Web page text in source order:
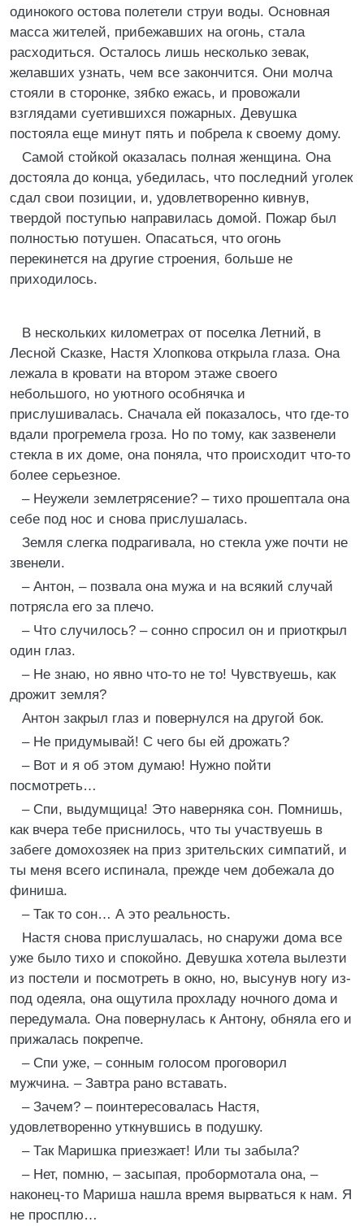
одинокого остова полетели струи воды. Основная
масса жителей, прибежавших на огонь, стала
расходиться. Осталось лишь несколько зевак,
желавших узнать, чем все закончится. Они молча
стояли в сторонке, зябко ежась, и провожали
взглядами суетившихся пожарных. Девушка
постояла еще минут пять и побрела к своему дому.
Самой стойкой оказалась полная женщина. Она
достояла до конца, убедилась, что последний уголек
сдал свои позиции, и, удовлетворенно кивнув,
твердой поступью направилась домой. Пожар был
полностью потушен. Опасаться, что огонь
перекинется на другие строения, больше не
приходилось.
В нескольких километрах от поселка Летний, в
Лесной Сказке, Настя Хлопкова открыла глаза. Она
лежала в кровати на втором этаже своего
небольшого, но уютного особнячка и
прислушивалась. Сначала ей показалось, что где-то
вдали прогремела гроза. Но по тому, как зазвенели
стекла в их доме, она поняла, что происходит что-то
более серьезное.
– Неужели землетрясение? – тихо прошептала она
себе под нос и снова прислушалась.
Земля слегка подрагивала, но стекла уже почти не
звенели.
– Антон, – позвала она мужа и на всякий случай
потрясла его за плечо.
– Что случилось? – сонно спросил он и приоткрыл
один глаз.
– Не знаю, но явно что-то не то! Чувствуешь, как
дрожит земля?
Антон закрыл глаз и повернулся на другой бок.
– Не придумывай! С чего бы ей дрожать?
– Вот и я об этом думаю! Нужно пойти
посмотреть…
– Спи, выдумщица! Это наверняка сон. Помнишь,
как вчера тебе приснилось, что ты участвуешь в
забеге домохозяек на приз зрительских симпатий, и
ты меня всего испинала, прежде чем добежала до
финиша.
– Так то сон… А это реальность.
Настя снова прислушалась, но снаружи дома все
уже было тихо и спокойно. Девушка хотела вылезти
из постели и посмотреть в окно, но, высунув ногу из-
под одеяла, она ощутила прохладу ночного дома и
передумала. Она повернулась к Антону, обняла его и
прижалась покрепче.
– Спи уже, – сонным голосом проговорил
мужчина. – Завтра рано вставать.
– Зачем? – поинтересовалась Настя,
удовлетворенно уткнувшись в подушку.
– Так Маришка приезжает! Или ты забыла?
– Нет, помню, – засыпая, пробормотала она, –
наконец-то Мариша нашла время вырваться к нам. Я
не просплю…